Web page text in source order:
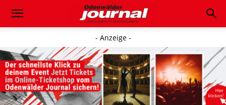
- Anzeige -